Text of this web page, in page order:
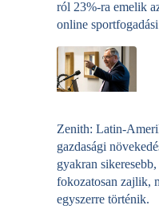
ról 23%-ra emelik
online
Zenith: Latin-
gazdasági
gyakran sikeresebb,
fokozatosan zajlik,
egyszerre történik.